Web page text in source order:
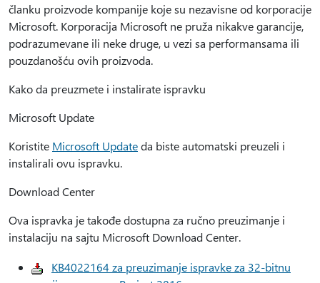
članku proizvode kompanije koje su nezavisne od korporacije
Microsoft. Korporacija Microsoft ne pruža nikakve garancije,
podrazumevane ili neke druge, u vezi sa performansama ili
pouzdanošću ovih proizvoda.
Kako da preuzmete i instalirate ispravku
Microsoft Update
Koristite Microsoft Updateda biste automatski preuzeli i
instalirali ovu ispravku.
Download Center
Ova ispravka je takođe dostupna za ručno preuzimanje i
instalaciju na sajtu Microsoft Download Center.
KB4022164 za preuzimanje ispravke za 32-bitnu